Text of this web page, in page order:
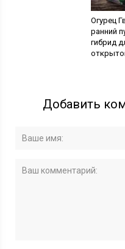
Огурец
ранний
гибрид
Добавить